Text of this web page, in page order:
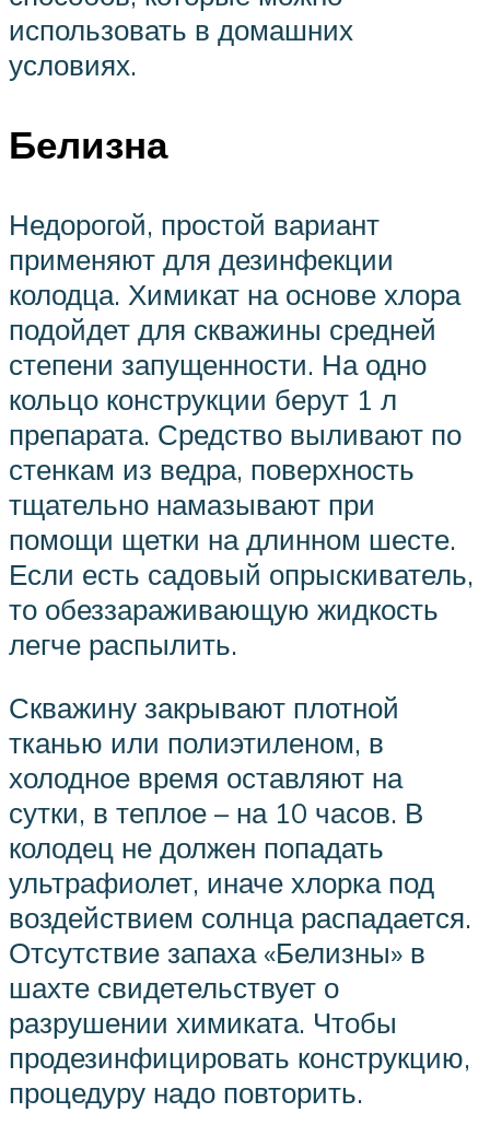
использовать в домашних
условиях.
Белизна
Недорогой, простой вариант
применяют для дезинфекции
колодца. Химикат на основе хлора
подойдет для скважины средней
степени запущенности. На одно
кольцо конструкции берут 1 л
препарата. Средство выливают по
стенкам из ведра, поверхность
тщательно намазывают при
помощи щетки на длинном шесте.
Если есть садовый опрыскиватель,
то обеззараживающую жидкость
легче распылить.
Скважину закрывают плотной
тканью или полиэтиленом, в
холодное время оставляют на
сутки, в теплое – на 10 часов. В
колодец не должен попадать
ультрафиолет, иначе хлорка под
воздействием солнца распадается.
Отсутствие запаха «Белизны» в
шахте свидетельствует о
разрушении химиката. Чтобы
продезинфицировать конструкцию,
процедуру надо повторить.